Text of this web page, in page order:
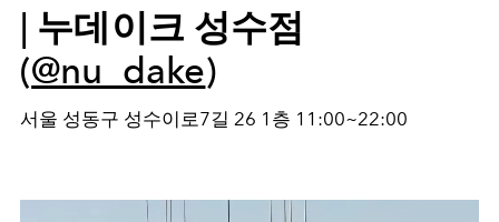
| 누데이크 성수점
(@nu_dake)
서울 성동구 성수이로7길 26 1층 11:00~22:00